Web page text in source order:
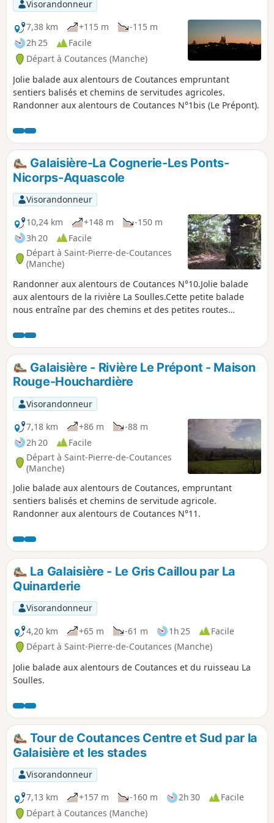
Visorandonneur
7,38 km
+115 m
-115 m
2h 25
Facile
Départ à Coutances (Manche)
Jolie balade aux alentours de Coutances empruntant
sentiers balisés et chemins de servitudes agricoles.
Randonner aux alentours de Coutances N°1bis (Le Prépont).
Galaisière-La Cognerie-Les Ponts-
Nicorps-Aquascole
Visorandonneur
10,24 km
+148 m
-150 m
3h 20
Facile
Départ à Saint-Pierre-de-Coutances
(Manche)
Randonner aux alentours de Coutances N°10.Jolie balade
aux alentours de la rivière La Soulles.Cette petite balade
nous entraîne par des chemins et des petites routes
vallée et les coteaux de l'une des 3 rivières de Coutances, La
Soulles, sur les communes du Sud-est de Coutances.Le
tracé passe auprès de très jolies demeures en pierre de
pays (ou dépendances bâties d'anciennes fermes).
Galaisière - Rivière Le Prépont - Maison
Rouge-Houchardière
Visorandonneur
7,18 km
+86 m
-88 m
2h 20
Facile
Départ à Saint-Pierre-de-Coutances
(Manche)
Jolie balade aux alentours de Coutances, empruntant
sentiers balisés et chemins de servitude agricole.
Randonner aux alentours de Coutances N°11.
La Galaisière - Le Gris Caillou par La
Quinarderie
Visorandonneur
4,20 km
+65 m -61 m 1h 25
Facile
Départ à Saint-Pierre-de-Coutances (Manche)
Jolie balade aux alentours de Coutances et du ruisseau La
Soulles.
Tour de Coutances Centre et Sud par la
Galaisière et les stades
Visorandonneur
7,13 km
+157 m -160 m 2h 30
Facile
Départ à Coutances (Manche)